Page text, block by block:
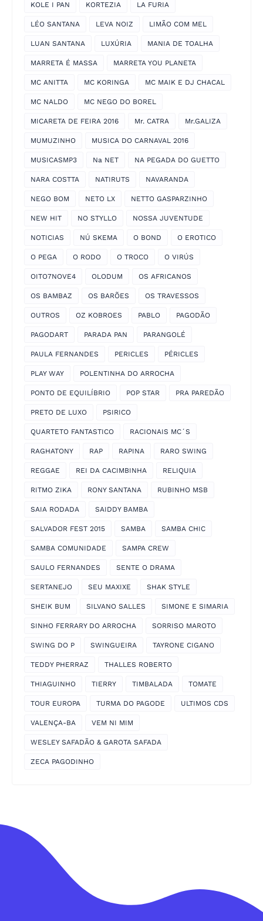
KOLE I PAN KORTEZIA LA FURIA
LÉO SANTANA LEVA NOIZ LIMÃO COM MEL
LUAN SANTANA LUXÚRIA MANIA DE TOALHA
MARRETA É MASSA MARRETA YOU PLANETA
MC ANITTA MC KORINGA MC MAIK E DJ CHACAL
MC NALDO MC NEGO DO BOREL
MICARETA DE FEIRA 2016 Mr. CATRA Mr.GALIZA
MUMUZINHO MUSICA DO CARNAVAL 2016
MUSICASMP3 Na NET NA PEGADA DO GUETTO
NARA COSTTA NATIRUTS NAVARANDA
NEGO BOM NETO LX NETTO GASPARZINHO
NEW HIT NO STYLLO NOSSA JUVENTUDE
NOTICIAS NÚ SKEMA O BOND O EROTICO
O PEGA O RODO O TROCO O VIRÚS
OITO7NOVE4 OLODUM OS AFRICANOS
OS BAMBAZ OS BARÕES OS TRAVESSOS
OUTROS OZ KOBROES PABLO PAGODÃO
PAGODART PARADA PAN PARANGOLÉ
PAULA FERNANDES PERICLES PÉRICLES
PLAY WAY POLENTINHA DO ARROCHA
PONTO DE EQUILÍBRIO POP STAR PRA PAREDÃO
PRETO DE LUXO PSIRICO
QUARTETO FANTASTICO RACIONAIS MC´S
RAGHATONY RAP RAPINA RARO SWING
REGGAE REI DA CACIMBINHA RELIQUIA
RITMO ZIKA RONY SANTANA RUBINHO MSB
SAIA RODADA SAIDDY BAMBA
SALVADOR FEST 2015 SAMBA SAMBA CHIC
SAMBA COMUNIDADE SAMPA CREW
SAULO FERNANDES SENTE O DRAMA
SERTANEJO SEU MAXIXE SHAK STYLE
SHEIK BUM SILVANO SALLES SIMONE E SIMARIA
SINHO FERRARY DO ARROCHA SORRISO MAROTO
SWING DO P SWINGUEIRA TAYRONE CIGANO
TEDDY PHERRAZ THALLES ROBERTO
THIAGUINHO TIERRY TIMBALADA TOMATE
TOUR EUROPA TURMA DO PAGODE ULTIMOS CDS
VALENÇA-BA VEM NI MIM
WESLEY SAFADÃO & GAROTA SAFADA
ZECA PAGODINHO